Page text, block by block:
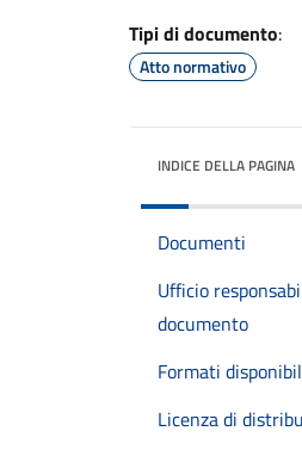
Tipi di documento:
Atto normativo
INDICE DELLA PAGINA
Documenti
Ufficio
documento
Formati
Licenza di